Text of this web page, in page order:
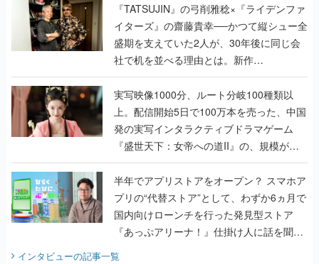
く
『TATSUJIN』の弓削雅稔×『ライデンファ
イターズ』の齋藤貴幸──かつて縦シュー全
盛期を支えていた2人が、30年後に同じ会
社で机を並べる理由とは。新作
『TATSUJIN EXTREME』で初タッグを組
んだレジェンド2人に訊く開発秘話
実写映像1000分、ルート分岐100種類以
上。配信開始5日で100万本を売った、中国
発の実写インタラクティブドラマゲーム
『盛世天下：女帝への道II』の、規模が違
うこだわりをプロデューサーに聞いた
半年でアプリストアをオープン？ スマホア
プリの“代替ストア”として、わずか6ヵ月で
国内向けローンチを行った発見型ストア
『あっぷアリーナ！』仕掛け人に話を聞い
てみた
インタビューの記事一覧